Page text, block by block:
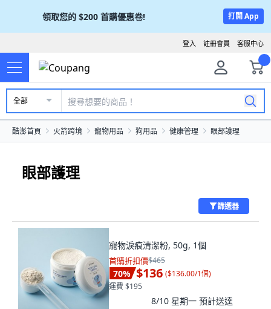
領取您的 $200 首購優惠卷! 打開 App
客服中心
註冊會員
登入
全部
酷澎首頁 火箭跨境 寵物用品 狗用品 健康管理 眼部護理
眼部護理
篩選器
寵物淚痕清潔粉, 50g, 1個
首購折扣價$465
70% $136 ($136.00/1個)
運費 $195
8/10 星期一 預計送達